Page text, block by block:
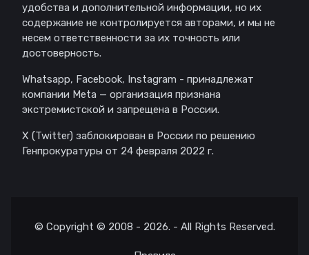
удобства и дополнительной информации, но их
содержание не контролируется авторами, и мы не
несем ответственности за их точность или
достоверность.
Whatsapp, Facebook, Instagram - принадлежат
компании Meta — организация признана
экстремистской и запрещена в России.
X (Twitter) заблокирован в России по решению
Генпрокуратуры от 24 февраля 2022 г.
© Copyright © 2008 - 2026. - All Rights Reserved.